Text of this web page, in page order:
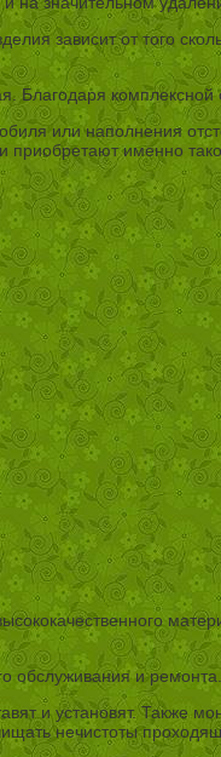
зависит от того
Благодаря
или наполнения
приобретают именно
обслуживания и ремонта.
и установят. Также
нечистоты